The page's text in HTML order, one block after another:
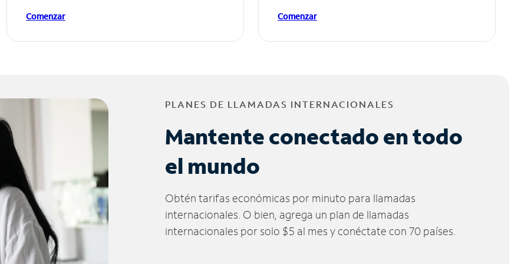
Comenzar Comenzar
PLANES DE LLAMADAS INTERNACIONALES
Mantente conectado en todo
el mundo
Obtén tarifas económicas por minuto para llamadas
internacionales. O bien, agrega un plan de llamadas
internacionales por solo $5 al mes y conéctate con 70 países.